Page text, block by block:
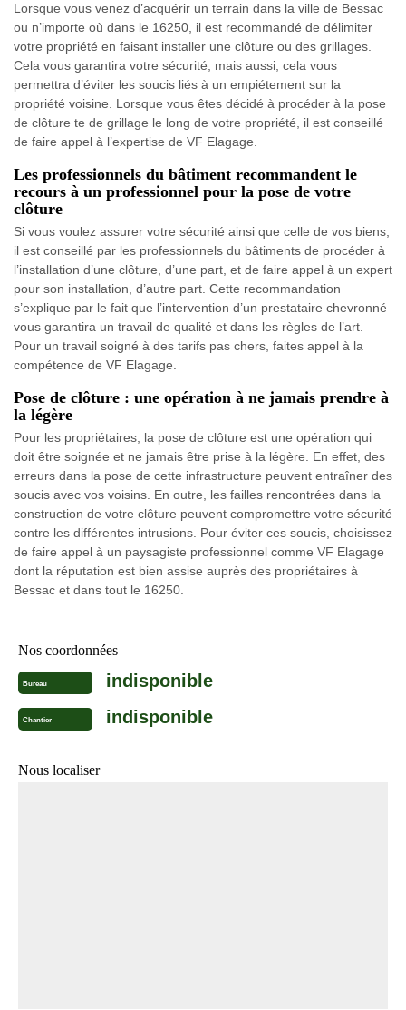
Lorsque vous venez d’acquérir un terrain dans la ville de Bessac
ou n’importe où dans le 16250, il est recommandé de délimiter
votre propriété en faisant installer une clôture ou des grillages.
Cela vous garantira votre sécurité, mais aussi, cela vous
permettra d’éviter les soucis liés à un empiétement sur la
propriété voisine. Lorsque vous êtes décidé à procéder à la pose
de clôture te de grillage le long de votre propriété, il est conseillé
de faire appel à l’expertise de VF Elagage.
Les professionnels du bâtiment recommandent le
recours à un professionnel pour la pose de votre
clôture
Si vous voulez assurer votre sécurité ainsi que celle de vos biens,
il est conseillé par les professionnels du bâtiments de procéder à
l’installation d’une clôture, d’une part, et de faire appel à un expert
pour son installation, d’autre part. Cette recommandation
s’explique par le fait que l’intervention d’un prestataire chevronné
vous garantira un travail de qualité et dans les règles de l’art.
Pour un travail soigné à des tarifs pas chers, faites appel à la
compétence de VF Elagage.
Pose de clôture : une opération à ne jamais prendre à
la légère
Pour les propriétaires, la pose de clôture est une opération qui
doit être soignée et ne jamais être prise à la légère. En effet, des
erreurs dans la pose de cette infrastructure peuvent entraîner des
soucis avec vos voisins. En outre, les failles rencontrées dans la
construction de votre clôture peuvent compromettre votre sécurité
contre les différentes intrusions. Pour éviter ces soucis, choisissez
de faire appel à un paysagiste professionnel comme VF Elagage
dont la réputation est bien assise auprès des propriétaires à
Bessac et dans tout le 16250.
Nos coordonnées
Bureau indisponible
Chantier indisponible
Nous localiser